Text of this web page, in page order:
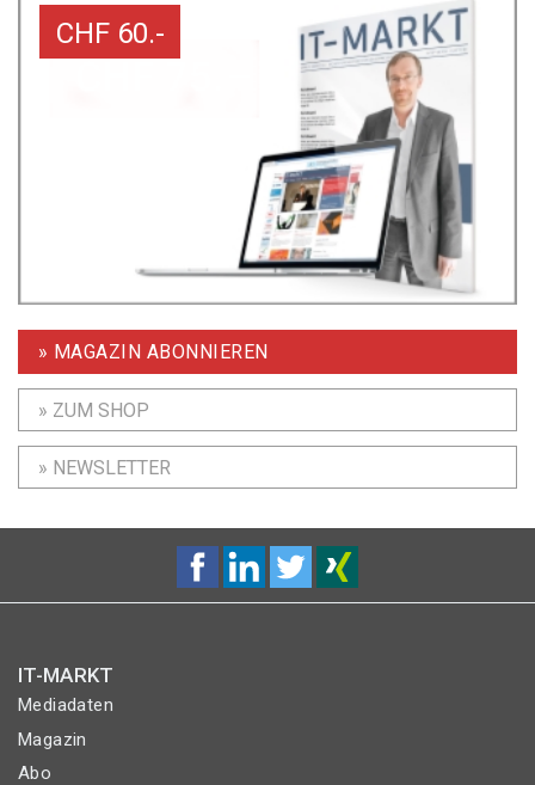
CHF 60.-
» MAGAZIN ABONNIEREN
» ZUM SHOP
» NEWSLETTER
IT-MARKT
Mediadaten
Magazin
Abo